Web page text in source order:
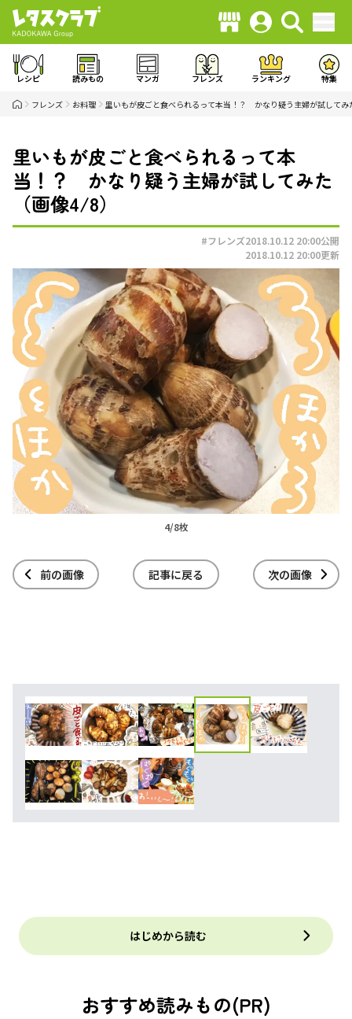
レシピ 読みもの マンガ フレンズ ランキング 特集
フレンズ お料理 里いもが皮ごと食べられるって本当！？ かなり疑う主婦が試してみ
里いもが皮ごと食べられるって本
当！？ かなり疑う主婦が試してみた
（画像4/8）
#フレンズ2018.10.12 20:00公開
2018.10.12 20:00更新
4/8枚
前の画像 記事に戻る 次の画像
はじめから読む
おすすめ読みもの(PR)